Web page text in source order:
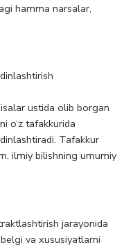
hamma narsalar,
ustida olib borgan
o‘z tafakkurida
Tafakkur
ilmiy bilishning umumiy
jarayonida
va xususiyatlarni